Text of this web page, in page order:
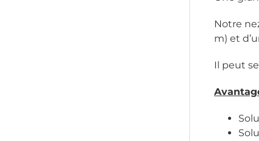
Notre
m) et
Il peut